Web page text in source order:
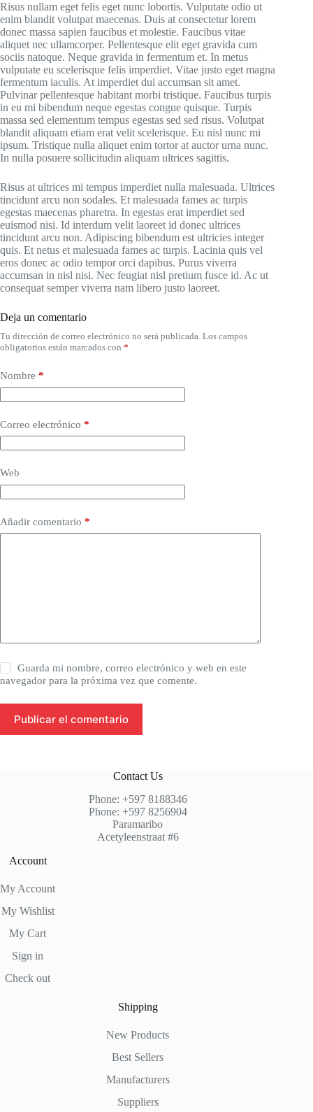
Risus nullam eget felis eget nunc lobortis. Vulputate odio ut
enim blandit volutpat maecenas. Duis at consectetur lorem
donec massa sapien faucibus et molestie. Faucibus vitae
aliquet nec ullamcorper. Pellentesque elit eget gravida cum
sociis natoque. Neque gravida in fermentum et. In metus
vulputate eu scelerisque felis imperdiet. Vitae justo eget magna
fermentum iaculis. At imperdiet dui accumsan sit amet.
Pulvinar pellentesque habitant morbi tristique. Faucibus turpis
in eu mi bibendum neque egestas congue quisque. Turpis
massa sed elementum tempus egestas sed sed risus. Volutpat
blandit aliquam etiam erat velit scelerisque. Eu nisl nunc mi
ipsum. Tristique nulla aliquet enim tortor at auctor urna nunc.
In nulla posuere sollicitudin aliquam ultrices sagittis.
Risus at ultrices mi tempus imperdiet nulla malesuada. Ultrices
tincidunt arcu non sodales. Et malesuada fames ac turpis
egestas maecenas pharetra. In egestas erat imperdiet sed
euismod nisi. Id interdum velit laoreet id donec ultrices
tincidunt arcu non. Adipiscing bibendum est ultricies integer
quis. Et netus et malesuada fames ac turpis. Lacinia quis vel
eros donec ac odio tempor orci dapibus. Purus viverra
accumsan in nisl nisi. Nec feugiat nisl pretium fusce id. Ac ut
consequat semper viverra nam libero justo laoreet.
Deja un comentario
Tu dirección de correo electrónico no será publicada. Los campos
obligatorios están marcados con *
Nombre *
Correo electrónico *
Web
Añadir comentario *
Guarda mi nombre, correo electrónico y web en este
navegador para la próxima vez que comente.
Publicar el comentario
Contact Us
Phone: +597 8188346
Phone: +597 8256904
Paramaribo
Acetyleenstraat #6
Account
My Account
My Wishlist
My Cart
Sign in
Check out
Shipping
New Products
Best Sellers
Manufacturers
Suppliers